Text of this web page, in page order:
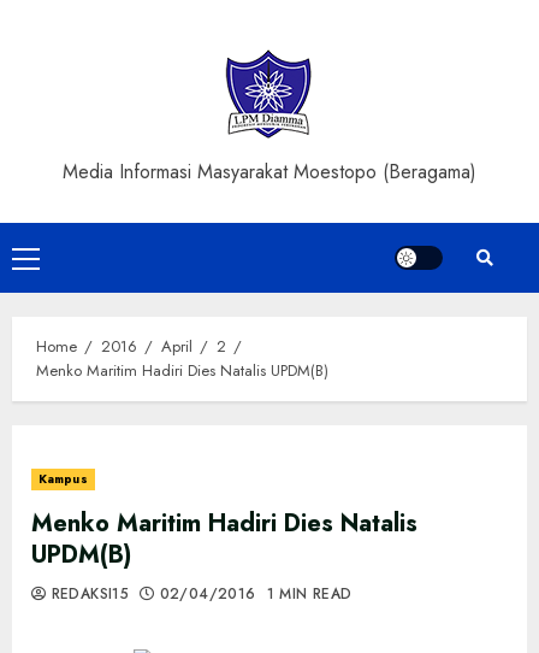
Media Informasi Masyarakat Moestopo (Beragama)
Primary
Menu
Home 2016 April
2
Menko Maritim Hadiri Dies Natalis UPDM(B)
Kampus
Menko Maritim Hadiri Dies Natalis
UPDM(B)
REDAKSI15 02/04/2016 1 MIN READ